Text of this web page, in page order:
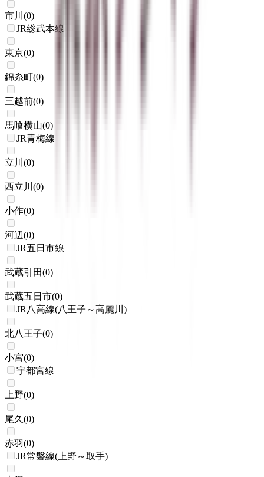
市川 (0)
JR総武本線
東京(0)
錦糸町(0)
三越前(0)
馬喰横山(0)
JR青梅線
立川 (0)
西立川 (0)
小作(0)
河辺(0)
JR五日市線
武蔵引田(0)
武蔵五日市(0)
JR八高線(八王子～高麗川)
北八王子(0)
小宮(0)
宇都宮線
上野(0)
尾久 (0)
赤羽(0)
JR常磐線(上野～取手)